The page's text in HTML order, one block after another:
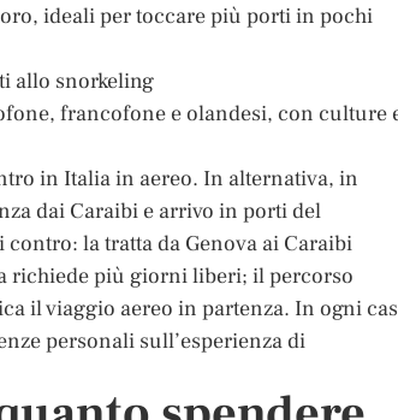
ideali per toccare più porti in pochi
allo snorkeling
francofone e olandesi, con culture
in Italia in aereo. In alternativa, in
dai Caraibi e arrivo in porti del
la tratta da Genova ai Caraibi
richiede più giorni liberi; il percorso
il viaggio aereo in partenza. In ogni
personali sull’esperienza di